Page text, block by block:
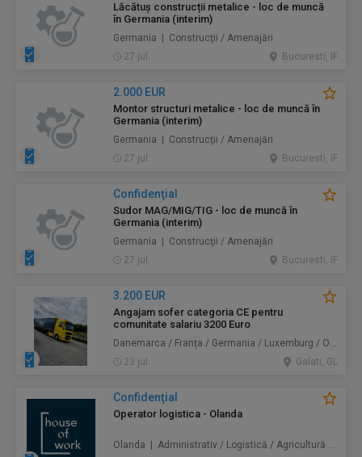
Lăcătuș construcții metalice - loc de muncă
în Germania (interim)
Germania | Construcţii / Amenajări
27 jul.
Bucuresti, IF
2.000 EUR
Montor structuri metalice - loc de muncă în
Germania (interim)
Germania | Construcţii / Amenajări
27 jul.
Bucuresti, IF
Confidenţial
Sudor MAG/MIG/TIG - loc de muncă în
Germania (interim)
Germania | Construcţii / Amenajări
27 jul.
Bucuresti, IF
3.200 EUR
Angajam sofer categoria CE pentru
comunitate salariu 3200 Euro
Danemarca / Franța / Germania / Luxemburg / Olanda | Transport
23 jul.
Galati, GL
Confidenţial
Operator logistica - Olanda
Olanda | Administrativ / Logistică / Agricultură / Silvicultură / Prestări servicii / Producție /